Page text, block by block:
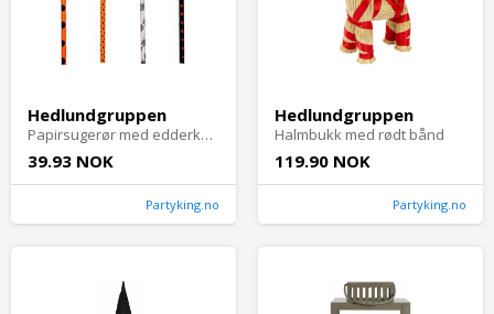
Hedlundgruppen
Papirsugerør med edderkopper - 4-pakning
39.93 NOK
Partyking.no
Hedlundgruppen
Halmbukk med rødt bånd
119.90 NOK
Partyking.no